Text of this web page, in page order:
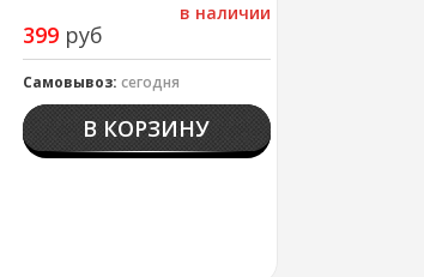
в наличии
399 руб
Самовывоз: сегодня
В КОРЗИНУ